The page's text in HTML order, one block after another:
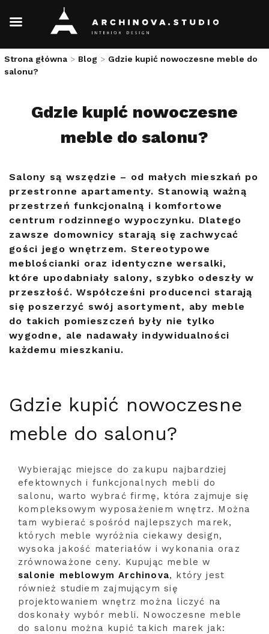
Skip
to
Strona główna > Blog > Gdzie kupić nowoczesne meble do
salonu?
Gdzie kupić nowoczesne
meble do salonu?
Salony są wszędzie – od małych mieszkań po
przestronne apartamenty. Stanowią ważną
przestrzeń funkcjonalną i komfortowe
centrum rodzinnego wypoczynku. Dlatego
zawsze domownicy starają się zachwycać
gości jego wnętrzem. Stereotypowe
meblościanki oraz identyczne wersalki,
które upodabniały salony, szybko odeszły w
przeszłość. Współcześni producenci starają
się poszerzyć swój asortyment, aby meble
do takich pomieszczeń były nie tylko
wygodne, ale nadawały indywidualności
każdemu mieszkaniu.
Gdzie kupić nowoczesne
meble do salonu?
Wybierając miejsce do zakupu najbardziej
efektownych i funkcjonalnych mebli do
salonu, warto wybrać firmę, która zajmuje się
kompleksowym wyposażeniem wnętrz. Można
tam wybierać spośród najlepszych marek,
których meble wyróżnia ciekawy design,
wysoka jakość materiałów i wykonania oraz
zrównoważone ceny. Kupując meble w
salonie meblowym Archinova, który jest
również studiem zajmującym się
projektowaniem wnętrz można liczyć na
doskonały wybór mebli. Nowoczesne meble
do salonu można kupić takich marek jak: